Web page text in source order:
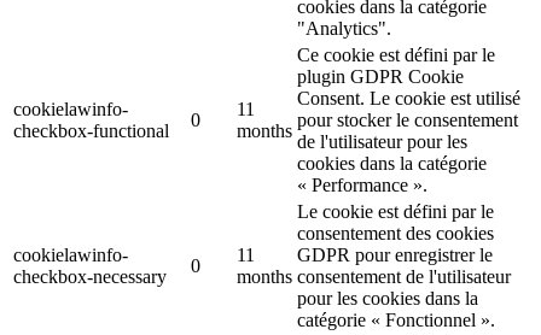
cookies dans la catégorie
"Analytics".
cookielawinfo-
checkbox-functional
0
11
months
Ce cookie est défini par le
plugin GDPR Cookie
Consent. Le cookie est utilisé
pour stocker le consentement
de l'utilisateur pour les
cookies dans la catégorie
« Performance ».
cookielawinfo-
checkbox-necessary
0
11
months
Le cookie est défini par le
consentement des cookies
GDPR pour enregistrer le
consentement de l'utilisateur
pour les cookies dans la
catégorie « Fonctionnel ».